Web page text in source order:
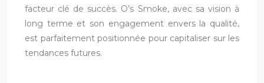
facteur clé de succès. O’s Smoke, avec sa vision à
long terme et son engagement envers la qualité,
est parfaitement positionnée pour capitaliser sur les
tendances futures.